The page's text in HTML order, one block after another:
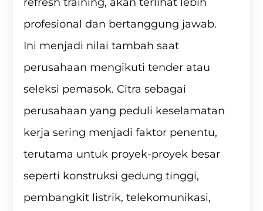
profesional dan bertanggung jawab.
Ini menjadi nilai tambah saat
perusahaan mengikuti tender atau
seleksi pemasok. Citra sebagai
perusahaan yang peduli keselamatan
kerja sering menjadi faktor penentu,
terutama untuk proyek-proyek besar
seperti konstruksi gedung tinggi,
pembangkit listrik, telekomunikasi,